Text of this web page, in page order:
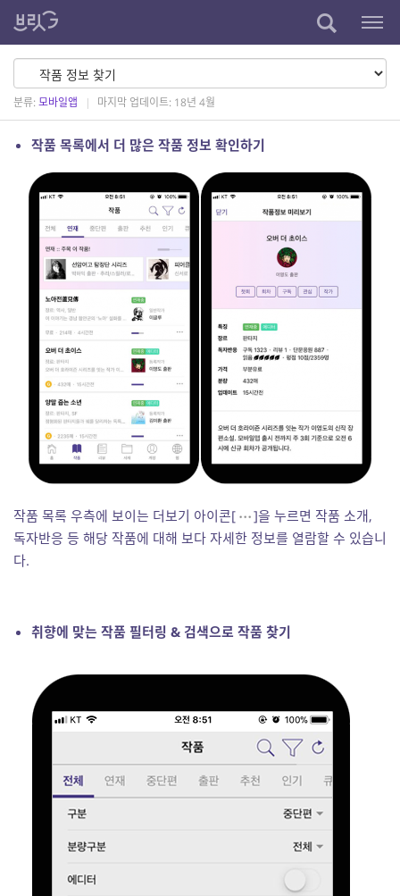
분류: 모바일앱 | 마지막 업데이트: 18년 4월
작품 목록에서 더 많은 작품 정보 확인하기
작품 목록 우측에 보이는 더보기 아이콘[
]을 누르면 작품 소개,
독자반응 등 해당 작품에 대해 보다 자세한 정보를 열람할 수 있습니
다.
취향에 맞는 작품 필터링 & 검색으로 작품 찾기